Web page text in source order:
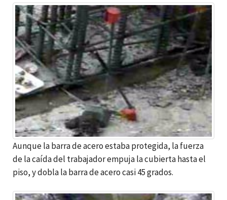
Aunque la barra de acero estaba protegida, la fuerza
de la caída del trabajador empuja la cubierta hasta el
piso, y dobla la barra de acero casi 45 grados.